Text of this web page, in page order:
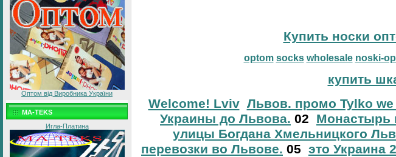
Оптом від Виробника України
MA-TEKS
Игла-Платина
Купить носки
optom socks wholesale noski-
купить
Welcome! Lviv Львов. промо Tylko we
Украины до Львова. 02 Монастырь
улицы Богдана Хмельницкого
перевозки во Львове. 05 это Украина